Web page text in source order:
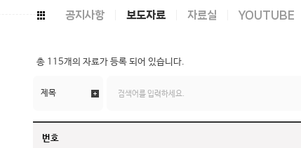
공지사항 보도자료 자료실 YOUTUBE
총 115개의 자료가 등록 되어 있습니다.
번호